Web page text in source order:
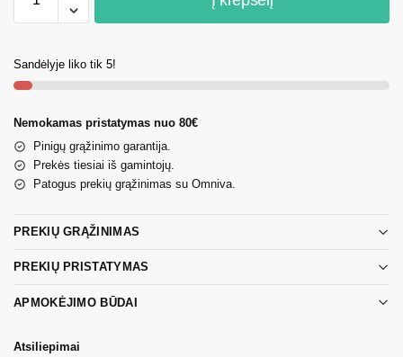
Sandėlyje liko tik 5!
Nemokamas pristatymas nuo 80€
Pinigų grąžinimo garantija.
Prekės tiesiai iš gamintojų.
Patogus prekių grąžinimas su Omniva.
PREKIŲ GRĄŽINIMAS
PREKIŲ PRISTATYMAS
APMOKĖJIMO BŪDAI
Atsiliepimai